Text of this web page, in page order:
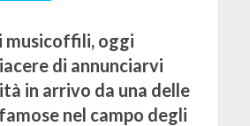
musicoffili, oggi
di annunciarvi
in arrivo da una delle
nel campo degli